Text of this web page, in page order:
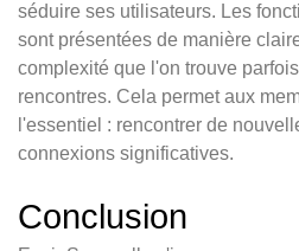
séduire ses utilisateurs. Les
sont présentées de manière
complexité que l'on trouve
rencontres. Cela permet aux
l'essentiel : rencontrer de
connexions significatives.
Conclusion